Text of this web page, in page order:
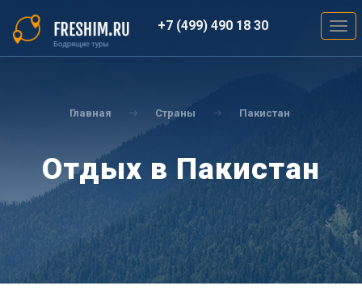
основному
содержанию
+7 (499) 490 18 30
Главная Страны Пакистан
Отдых в Пакистан